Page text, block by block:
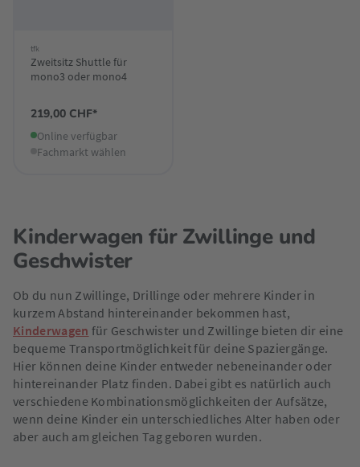
tfk
Zweitsitz Shuttle für
mono3 oder mono4
219,00 CHF*
Online verfügbar
Fachmarkt wählen
Kinderwagen für Zwillinge und
Geschwister
Ob du nun Zwillinge, Drillinge oder mehrere Kinder in
kurzem Abstand hintereinander bekommen hast,
Kinderwagen für Geschwister und Zwillinge bieten dir eine
bequeme Transportmöglichkeit für deine Spaziergänge.
Hier können deine Kinder entweder nebeneinander oder
hintereinander Platz finden. Dabei gibt es natürlich auch
verschiedene Kombinationsmöglichkeiten der Aufsätze,
wenn deine Kinder ein unterschiedliches Alter haben oder
aber auch am gleichen Tag geboren wurden.